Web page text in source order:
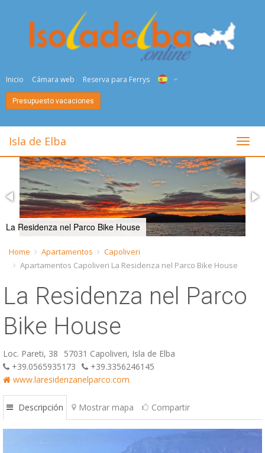
Inicio Cámara web Reserva para Ferrys
DEU
FRA
PYC
SLO
Presupuesto vacaciones
Isla de Elba
La Residenza nel Parco Bike House
Home Apartamentos
Capoliveri
Apartamentos Capoliveri La Residenza nel Parco Bike House
La Residenza nel Parco
Bike House
Loc. Pareti, 38
57031 Capoliveri, Isla de Elba
+39.0565935173
+39.3356246145
www.laresidenzanelparco.com
Descripción Mostrar mapa Compartir